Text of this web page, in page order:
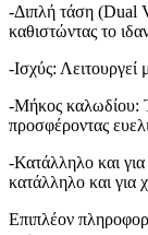
-Διπλή τάση (Dual
καθιστώντας το
-Ισχύς: Λειτουργεί
-Μήκος καλωδίου:
προσφέροντας
-Κατάλληλο και
κατάλληλο και για
Επιπλέον